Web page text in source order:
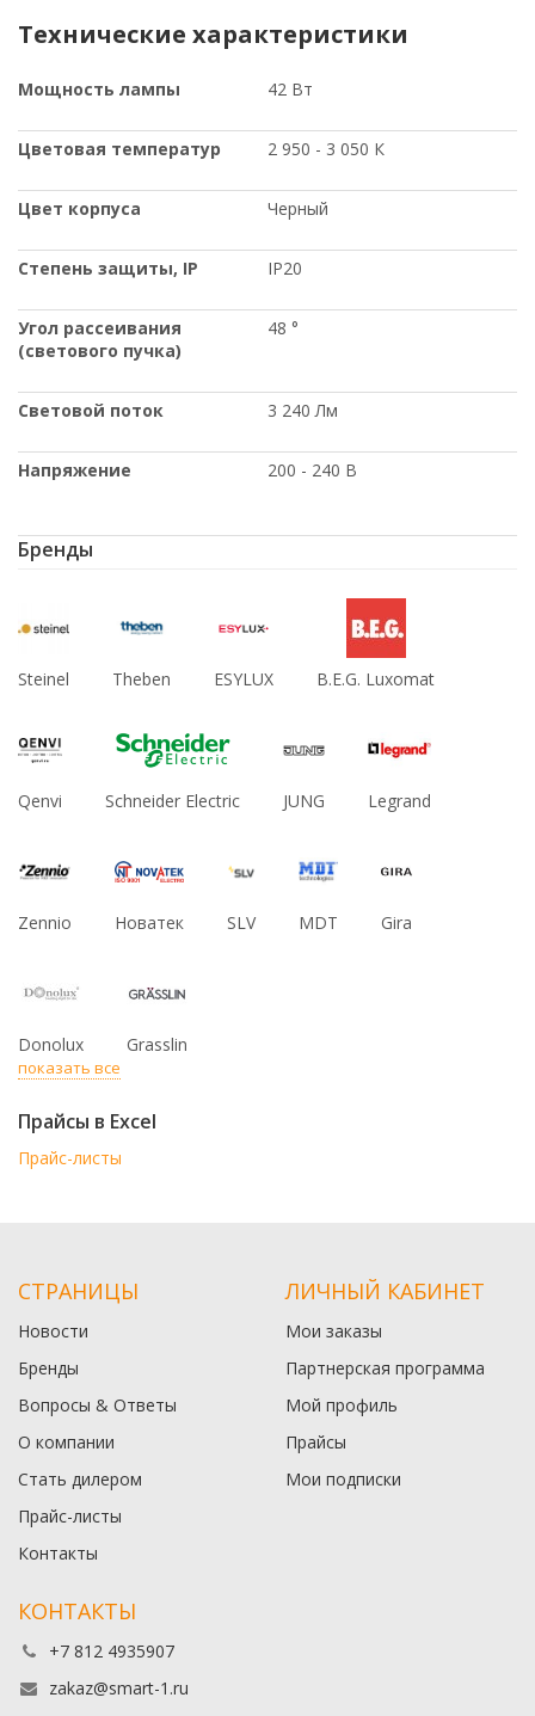
Технические характеристики
Мощность лампы 42 Вт
Цветовая температур 2 950 - 3 050 К
Цвет корпуса Черный
Степень защиты, IP IP20
Угол рассеивания
(светового пучка)
48 °
Световой поток 3 240 Лм
Напряжение 200 - 240 В
Бренды
Steinel Theben ESYLUX B.E.G. Luxomat
Qenvi Schneider Electric JUNG Legrand
Zennio Новатек SLV MDT Gira
Donolux Grasslin
показать все
Прайсы в Excel
Прайс-листы
СТРАНИЦЫ
Новости
Бренды
Вопросы & Ответы
О компании
Стать дилером
Прайс-листы
Контакты
ЛИЧНЫЙ КАБИНЕТ
Мои заказы
Партнерская программа
Мой профиль
Прайсы
Мои подписки
КОНТАКТЫ
+7 812 4935907
zakaz@smart-1.ru